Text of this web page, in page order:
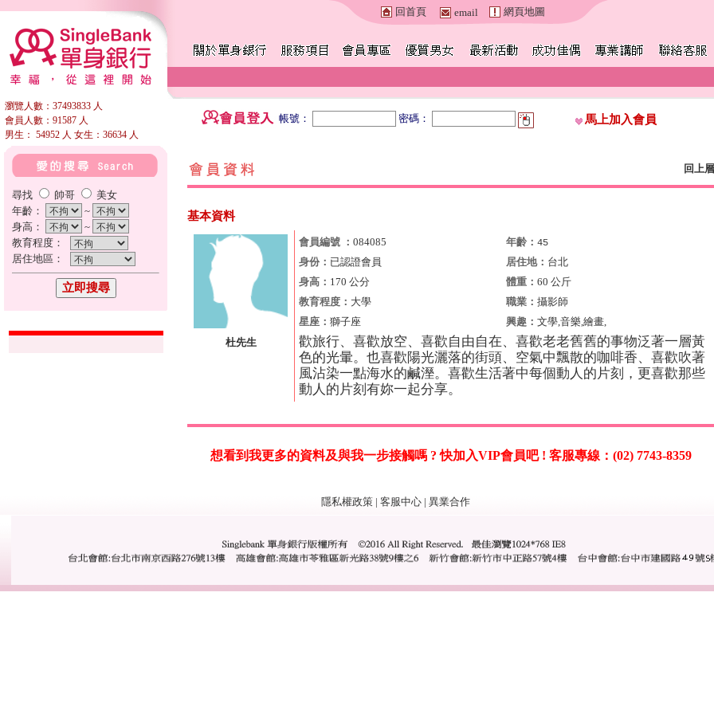
回首頁 email 網頁地圖
瀏覽人數：37493833 人
會員人數：91587 人
男生： 54952 人 女生：36634 人
帳號： 密碼： 馬上加入會員
尋找 帥哥
美女
年齡：
~
身高：
~
教育程度：
居住地區：
回上層
基本資料
杜先生
會員編號 ： 084085 年齡： 45
身份： 已認證會員 居住地： 台北
身高： 170 公分 體重： 60 公斤
教育程度： 大學 職業： 攝影師
星座： 獅子座 興趣： 文學,音樂,繪畫,
歡旅行、喜歡放空、喜歡自由自在、喜歡老老舊舊的事物泛著一層黃
色的光暈。也喜歡陽光灑落的街頭、空氣中飄散的咖啡香、喜歡吹著
風沾染一點海水的鹹溼。喜歡生活著中每個動人的片刻，更喜歡那些
動人的片刻有妳一起分享。
想看到我更多的資料及與我一步接觸嗎 ? 快加入VIP會員吧 ! 客服專線：(02) 7743-8359
隱私權政策 | 客服中心 | 異業合作